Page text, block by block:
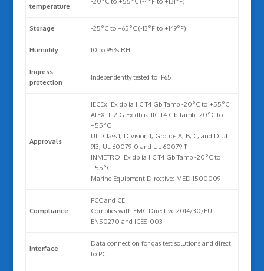
temperature
Storage -25°C to +65°C (-13°F to +149°F)
Humidity 10 to 95% RH
Ingress
protection
Independently tested to IP65
Approvals
IECEx: Ex db ia IIC T4 Gb Tamb -20°C to +55°C
ATEX: II 2 G Ex db ia IIC T4 Gb Tamb -20°C to
+55°C
UL: Class 1, Division 1, Groups A, B, C, and D UL
913, UL 60079-0 and UL 60079-11
INMETRO: Ex db ia IIC T4 Gb Tamb -20°C to
+55°C
Marine Equipment Directive: MED 1500009
Compliance
FCC and CE
Complies with EMC Directive 2014/30/EU
EN50270 and ICES-003
Interface
Data connection for gas test solutions and direct
to PC